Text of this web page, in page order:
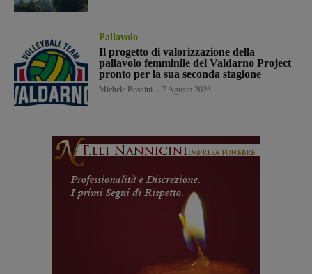
Pallavolo
Il progetto di valorizzazione della
pallavolo femminile del Valdarno Project
pronto per la sua seconda stagione
Michele Bossini 7 Agosto 2026